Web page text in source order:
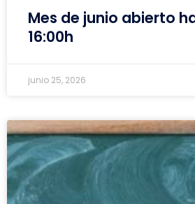
Mes de junio abierto
16:00h
junio 25, 2026